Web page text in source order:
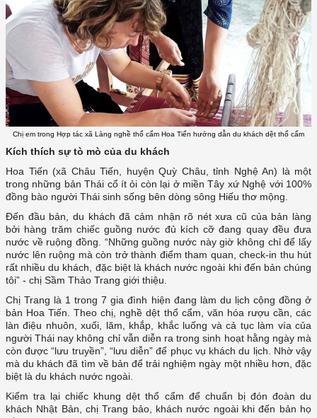
Chị em trong Hợp tác xã Làng nghề thổ cẩm Hoa Tiến hướng dẫn du khách dệt thổ cẩm
Kích thích sự tò mò của du khách
Hoa Tiến (xã Châu Tiến, huyện Quỳ Châu, tỉnh Nghệ An) là một
trong những bản Thái cổ ít ỏi còn lại ở miền Tây xứ Nghệ với 100%
đồng bào người Thái sinh sống bên dòng sông Hiếu thơ mộng.
Đến đầu bản, du khách đã cảm nhận rõ nét xưa cũ của bản làng
bởi hàng trăm chiếc guồng nước đủ kích cỡ đang quay đều đưa
nước về ruộng đồng. “Những guồng nước này giờ không chỉ để lấy
nước lên ruộng mà còn trở thành điểm tham quan, check-in thu hút
rất nhiều du khách, đặc biệt là khách nước ngoài khi đến bản chúng
tôi” - chị Sầm Thảo Trang giới thiệu.
Chị Trang là 1 trong 7 gia đình hiện đang làm du lịch cộng đồng ở
bản Hoa Tiến. Theo chị, nghề dệt thổ cẩm, văn hóa rượu cần, các
làn điệu nhuôn, xuối, lăm, khắp, khắc luống và cả tục làm vía của
người Thái nay không chỉ vẫn diễn ra trong sinh hoạt hằng ngày mà
còn được “lưu truyền”, “lưu diễn” để phục vụ khách du lịch. Nhờ vậy
mà du khách đã tìm về bản để trải nghiệm ngày một nhiều hơn, đặc
biệt là du khách nước ngoài.
Kiểm tra lại chiếc khung dệt thổ cẩm để chuẩn bị đón đoàn du
khách Nhật Bản, chị Trang bảo, khách nước ngoài khi đến bản họ